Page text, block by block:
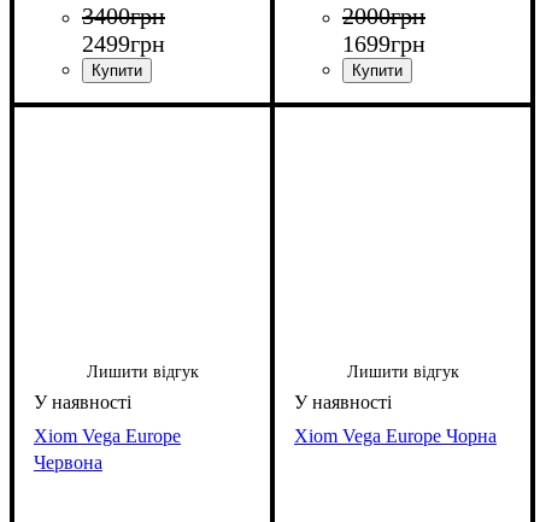
3400грн
2499грн
2000грн
1699грн
Лишити відгук
Xiom Vega Europe
Червона
Лишити відгук
Xiom Vega Europe Чорна